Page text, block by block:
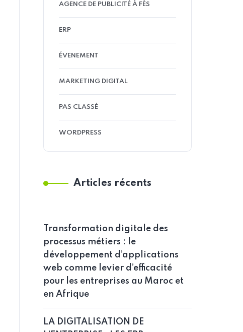
AGENCE DE PUBLICITÉ À FÈS
ERP
ÉVENEMENT
MARKETING DIGITAL
PAS CLASSÉ
WORDPRESS
Articles récents
Transformation digitale des
processus métiers : le
développement d’applications
web comme levier d’efficacité
pour les entreprises au Maroc et
en Afrique
LA DIGITALISATION DE